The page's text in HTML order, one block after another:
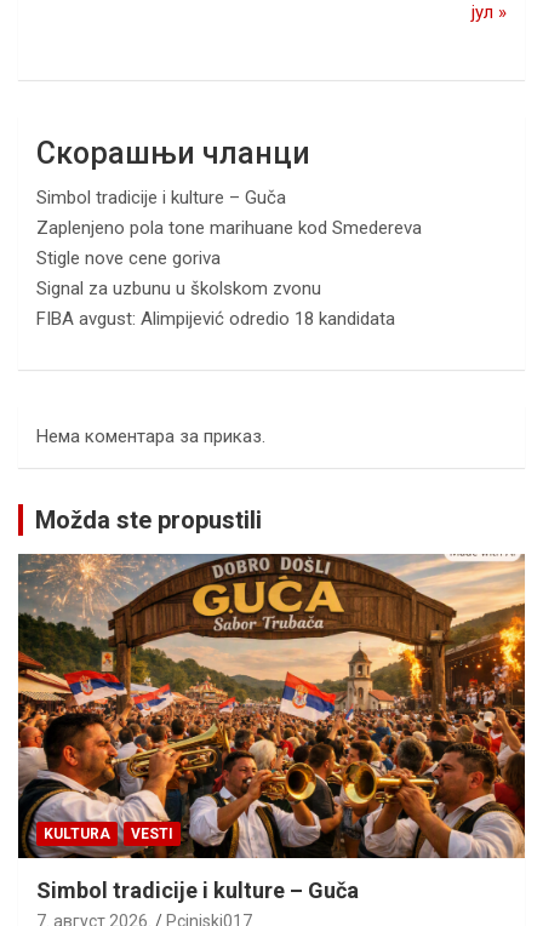
јул »
Скорашњи чланци
Simbol tradicije i kulture – Guča
Zaplenjeno pola tone marihuane kod Smedereva
Stigle nove cene goriva
Signal za uzbunu u školskom zvonu
FIBA avgust: Alimpijević odredio 18 kandidata
Нема коментара за приказ.
Možda ste propustili
KULTURA VESTI
Simbol tradicije i kulture – Guča
7. август 2026. Pcinjski017